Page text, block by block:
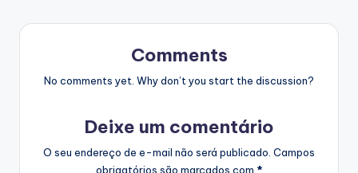
Comments
No comments yet. Why don’t you start the discussion?
Deixe um comentário
O seu endereço de e-mail não será publicado. Campos
obrigatórios são marcados com *